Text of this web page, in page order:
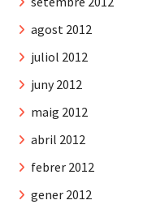
agost 2012
juliol 2012
juny 2012
maig 2012
abril 2012
febrer 2012
gener 2012